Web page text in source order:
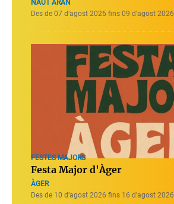
NAUT ARAN
Des de 07 d’agost 2026 fins 09 d’agost 2026
FESTES MAJORS
Festa Major d'Àger
ÀGER
Des de 10 d’agost 2026 fins 16 d’agost 2026